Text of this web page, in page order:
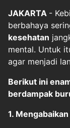
JAKARTA -
berbahaya
kesehatan
mental. Untuk
agar menjadi
Berikut ini
berdampak
1.